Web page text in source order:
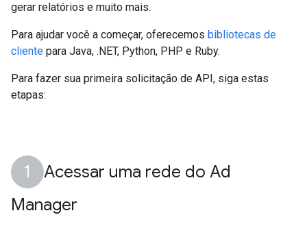
gerar relatórios e muito mais.
Para ajudar você a começar, oferecemos bibliotecas de
cliente para Java, .NET, Python, PHP e Ruby.
Para fazer sua primeira solicitação de API, siga estas
etapas:
Acessar uma rede do Ad
Manager